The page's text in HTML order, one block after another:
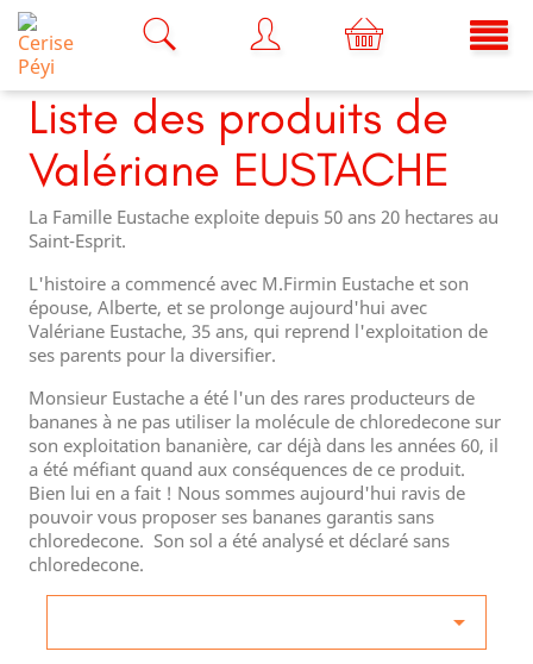
Liste des produits de
Valériane EUSTACHE
La Famille Eustache exploite depuis 50 ans 20 hectares au
Saint-Esprit.
L'histoire a commencé avec M.Firmin Eustache et son
épouse, Alberte, et se prolonge aujourd'hui avec
Valériane Eustache, 35 ans, qui reprend l'exploitation de
ses parents pour la diversifier.
Monsieur Eustache a été l'un des rares producteurs de
bananes à ne pas utiliser la molécule de chloredecone sur
son exploitation bananière, car déjà dans les années 60, il
a été méfiant quand aux conséquences de ce produit.
Bien lui en a fait ! Nous sommes aujourd'hui ravis de
pouvoir vous proposer ses bananes garantis sans
chloredecone. Son sol a été analysé et déclaré sans
chloredecone.
